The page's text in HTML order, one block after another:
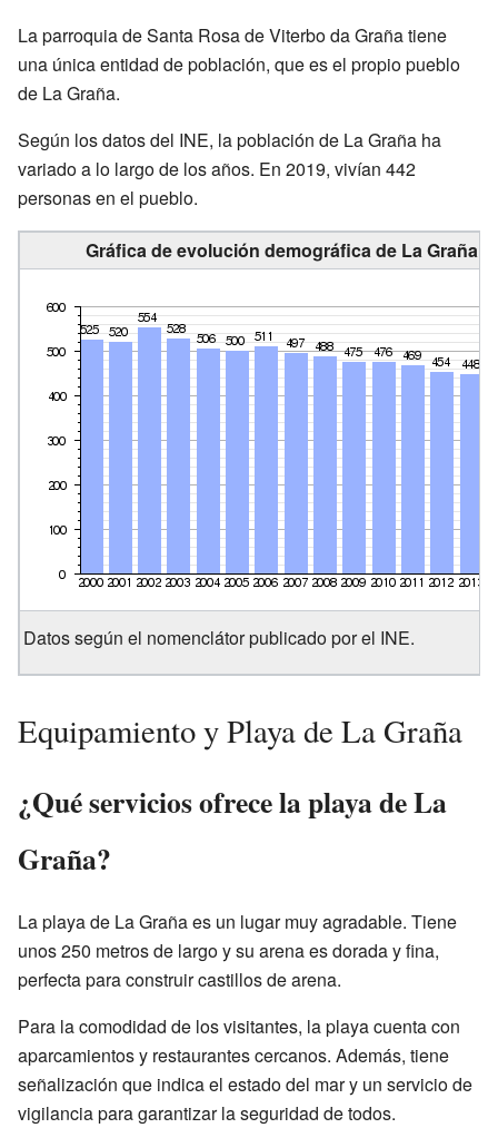
La parroquia de Santa Rosa de Viterbo da Graña tiene
una única entidad de población, que es el propio pueblo
de La Graña.
Según los datos del INE, la población de La Graña ha
variado a lo largo de los años. En 2019, vivían 442
personas en el pueblo.
Gráfica de evolución demográfica de La Graña
Datos según el nomenclátor publicado por el INE.
Equipamiento y Playa de La Graña
¿Qué servicios ofrece la playa de La
Graña?
La playa de La Graña es un lugar muy agradable. Tiene
unos 250 metros de largo y su arena es dorada y fina,
perfecta para construir castillos de arena.
Para la comodidad de los visitantes, la playa cuenta con
aparcamientos y restaurantes cercanos. Además, tiene
señalización que indica el estado del mar y un servicio de
vigilancia para garantizar la seguridad de todos.